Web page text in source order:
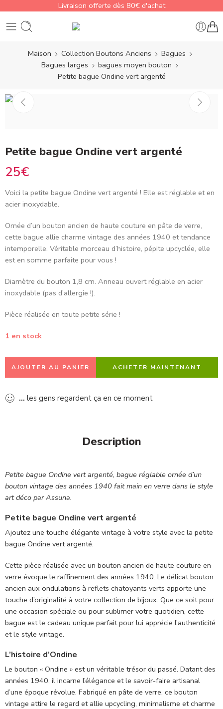
Livraison offerte dès 80€ d'achat
Maison Collection Boutons Anciens
Bagues
Bagues larges
bagues moyen bouton
Petite bague Ondine vert argenté
Petite bague Ondine vert argenté
25€
Voici la petite bague Ondine vert argenté ! Elle est réglable et en
acier inoxydable.
Ornée d’un bouton ancien de haute couture en pâte de verre,
cette bague allie charme vintage des années 1940 et tendance
intemporelle. Véritable morceau d’histoire, pépite upcyclée, elle
est en somme parfaite pour vous !
Diamètre du bouton 1,8 cm. Anneau ouvert réglable en acier
inoxydable (pas d’allergie !).
Pièce réalisée en toute petite série !
1 en stock
AJOUTER AU PANIER ACHETER MAINTENANT
... les gens regardent ça en ce moment
Description
Petite bague Ondine vert argenté, bague réglable ornée d’un
bouton vintage des années 1940 fait main en verre dans le style
art déco par Assuna.
Petite bague Ondine vert argenté
Ajoutez une touche élégante vintage à votre style avec la petite
bague Ondine vert argenté.
Cette pièce réalisée avec un bouton ancien de haute couture en
verre évoque le raffinement des années 1940. Le délicat bouton
ancien aux ondulations à reflets chatoyants verts apporte une
touche d’originalité à votre collection de bijoux. Que ce soit pour
une occasion spéciale ou pour sublimer votre quotidien, cette
bague est le cadeau unique parfait pour lui apprécie l’authenticité
et le style vintage.
L’histoire d’Ondine
Le bouton « Ondine » est un véritable trésor du passé. Datant des
années 1940, il incarne l’élégance et le savoir-faire artisanal
d’une époque révolue. Fabriqué en pâte de verre, ce bouton
vintage attire le regard et allie upcycling, minimalisme et charme